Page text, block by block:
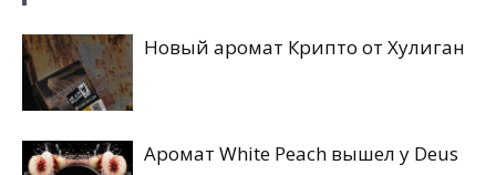
Новый аромат Крипто от Хулиган
Аромат White Peach вышел у Deus